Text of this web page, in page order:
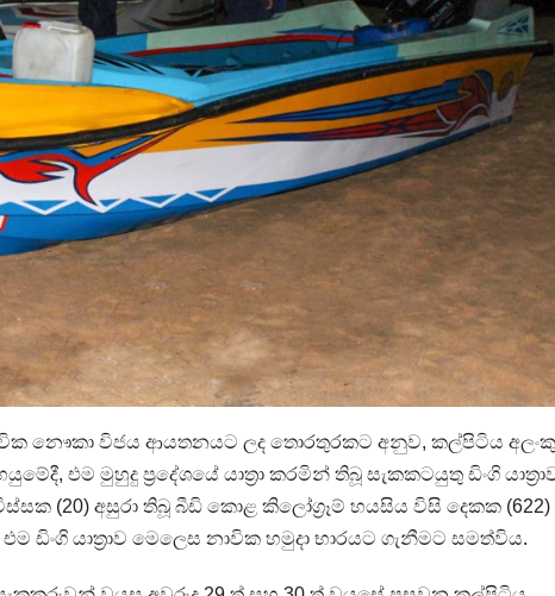
නෞකා විජය ආයතනයට ලද තොරතුරකට අනුව, කල්පිටිය
එම මුහුදු ප්‍රදේශයේ යාත්‍රා කරමින් තිබූ සැකකටයුතු ඩිංගි
(20) අසුරා තිබූ බීඩි කොළ කිලෝග්‍රෑම් හයසිය විසි දෙකක
යාත්‍රාව මෙලෙස නාවික හමුදා භාරයට ගැනීමට සමත්විය.